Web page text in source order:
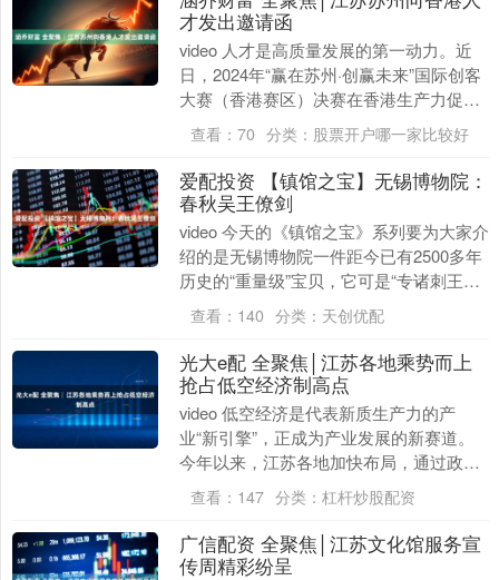
才发出邀请函
video 人才是高质量发展的第一动力。近
日，2024年“赢在苏州·创赢未来”国际创客
大赛（香港赛区）决赛在香港生产力促进
局举行。这是该大赛首次面向香港人才发
出....
查看： 70 分类： 股票开户哪一家比较好
爱配投资 【镇馆之宝】无锡博物院：
春秋吴王僚剑
video 今天的《镇馆之宝》系列要为大家介
绍的是无锡博物院一件距今已有2500多年
历史的“重量级”宝贝，它可是“专诸刺王
僚”故事中的“主角”。 无锡博物院院长....
查看： 140 分类： 天创优配
光大e配 全聚焦│江苏各地乘势而上
抢占低空经济制高点
video 低空经济是代表新质生产力的产
业“新引擎”，正成为产业发展的新赛道。
今年以来，江苏各地加快布局，通过政策
保障和有力举措，多领域打造低空经济应
用场景和发....
查看： 147 分类： 杠杆炒股配资
广信配资 全聚焦│江苏文化馆服务宣
传周精彩纷呈